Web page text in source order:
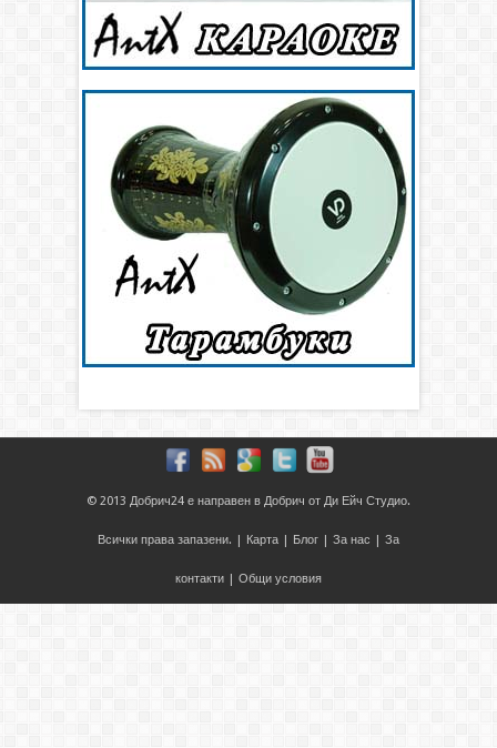
© 2013 Добрич24 е направен в Добрич от Ди Ейч Студио.
Всички права запазени. | Карта | Блог | За нас | За
контакти | Общи условия